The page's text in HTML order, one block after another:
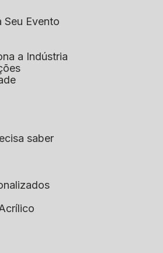
Seu Evento
a Indústria
saber